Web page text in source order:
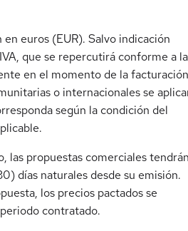
euros (EUR). Salvo indicación
que se repercutirá conforme a la
en el momento de la
o internacionales se
según la condición del
las propuestas comerciales
días naturales desde su emisión.
los precios pactados se
contratado.